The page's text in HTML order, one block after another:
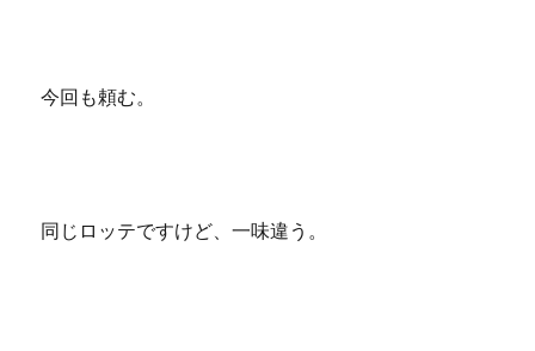
今回も頼む。
同じロッテですけど、一味違う。